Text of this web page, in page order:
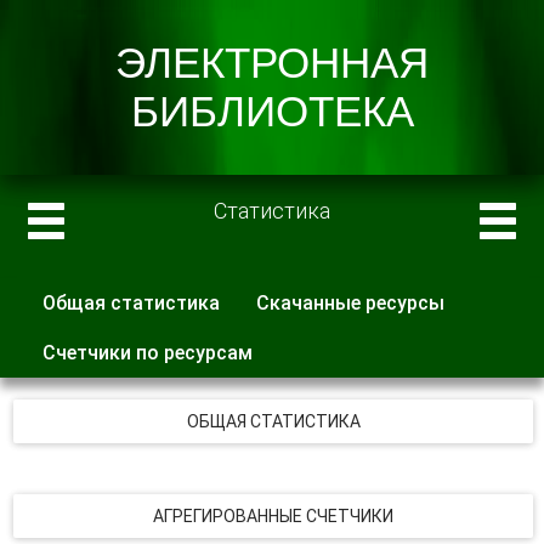
Статистика
Главные вкладки
Общая статистика Скачанные ресурсы
Счетчики по ресурсам
ОБЩАЯ СТАТИСТИКА
АГРЕГИРОВАННЫЕ СЧЕТЧИКИ